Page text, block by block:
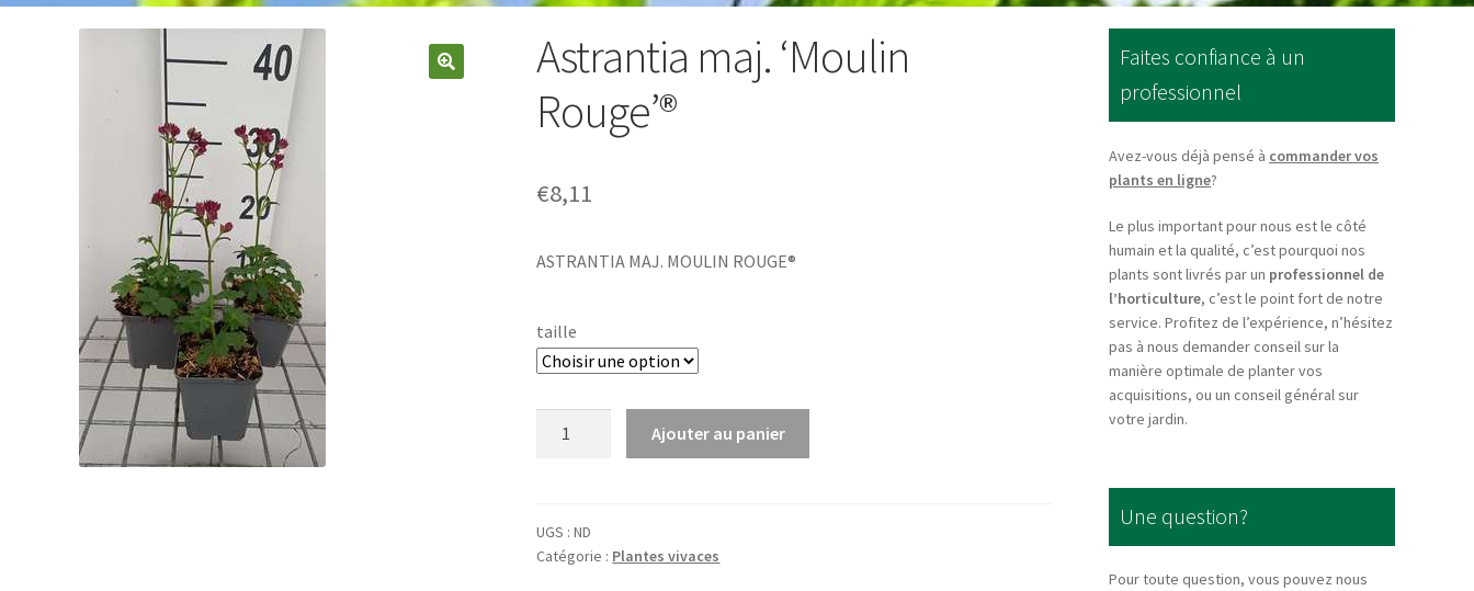
Astrantia maj. ‘Moulin
Rouge’®
€8,11
ASTRANTIA MAJ. MOULIN ROUGE®
taille
'Moulin
Rouge'®
Ajouter au panier
UGS :ND
Catégorie : Plantes vivaces
Faites confiance à un
professionnel
Avez-vous déjà pensé à commander vos
plants en ligne?
Le plus important pour nous est le côté
humain et la qualité, c’est pourquoi nos
plants sont livrés par un professionnel de
l’horticulture, c’est le point fort de notre
service. Profitez de l’expérience, n’hésitez
pas à nous demander conseil sur la
manière optimale de planter vos
acquisitions, ou un conseil général sur
votre jardin.
Une question?
Pour toute question, vous pouvez nous